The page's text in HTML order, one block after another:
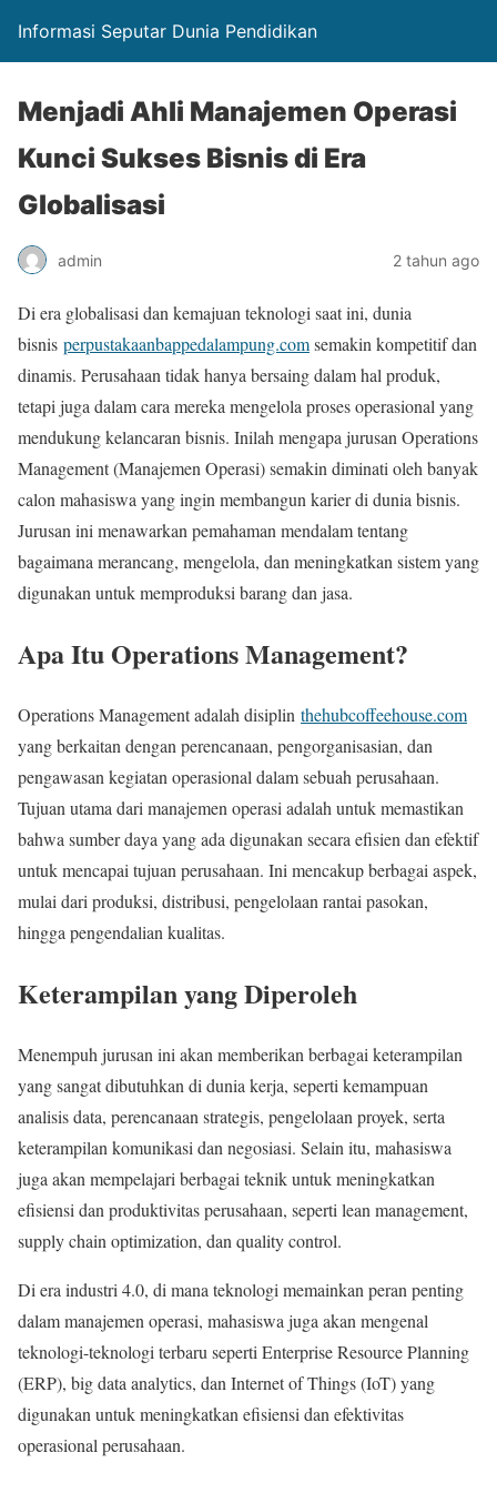
Informasi Seputar Dunia Pendidikan
Menjadi Ahli Manajemen Operasi
Kunci Sukses Bisnis di Era
Globalisasi
admin 2 tahun ago
Di era globalisasi dan kemajuan teknologi saat ini, dunia
bisnis perpustakaanbappedalampung.comsemakin kompetitif dan
dinamis. Perusahaan tidak hanya bersaing dalam hal produk,
tetapi juga dalam cara mereka mengelola proses operasional yang
mendukung kelancaran bisnis. Inilah mengapa jurusan Operations
Management (Manajemen Operasi) semakin diminati oleh banyak
calon mahasiswa yang ingin membangun karier di dunia bisnis.
Jurusan ini menawarkan pemahaman mendalam tentang
bagaimana merancang, mengelola, dan meningkatkan sistem yang
digunakan untuk memproduksi barang dan jasa.
Apa Itu Operations Management?
Operations Management adalah disiplin thehubcoffeehouse.com
yang berkaitan dengan perencanaan, pengorganisasian, dan
pengawasan kegiatan operasional dalam sebuah perusahaan.
Tujuan utama dari manajemen operasi adalah untuk memastikan
bahwa sumber daya yang ada digunakan secara efisien dan efektif
untuk mencapai tujuan perusahaan. Ini mencakup berbagai aspek,
mulai dari produksi, distribusi, pengelolaan rantai pasokan,
hingga pengendalian kualitas.
Keterampilan yang Diperoleh
Menempuh jurusan ini akan memberikan berbagai keterampilan
yang sangat dibutuhkan di dunia kerja, seperti kemampuan
analisis data, perencanaan strategis, pengelolaan proyek, serta
keterampilan komunikasi dan negosiasi. Selain itu, mahasiswa
juga akan mempelajari berbagai teknik untuk meningkatkan
efisiensi dan produktivitas perusahaan, seperti lean management,
supply chain optimization, dan quality control.
Di era industri 4.0, di mana teknologi memainkan peran penting
dalam manajemen operasi, mahasiswa juga akan mengenal
teknologi-teknologi terbaru seperti Enterprise Resource Planning
(ERP), big data analytics, dan Internet of Things (IoT) yang
digunakan untuk meningkatkan efisiensi dan efektivitas
operasional perusahaan.